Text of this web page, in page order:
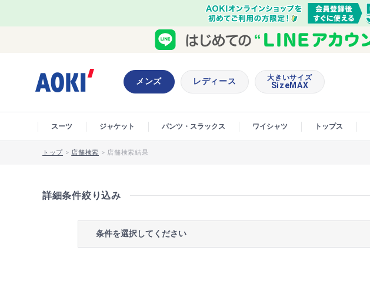
メンズ レディース 大きいサイズ
SizeMAX
スーツ ジャケット パンツ・スラックス ワイシャツ トップス
トップ > 店舗検索 > 店舗検索結果
詳細条件絞り込み
条件を選択してください